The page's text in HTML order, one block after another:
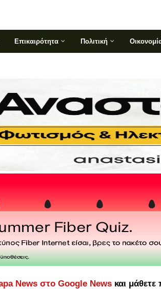
Επικαιρότητα Πολιτική
News στο Google News και μάθετε